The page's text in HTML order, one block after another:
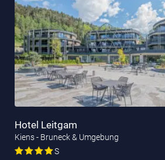
Hotel Leitgam
Kiens - Bruneck & Umgebung
S